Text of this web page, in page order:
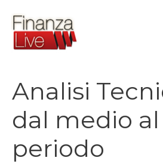
contenuto
Analisi
dal medio
periodo